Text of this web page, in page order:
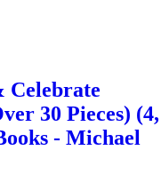
Celebrate
30 Pieces) (4,
- Michael